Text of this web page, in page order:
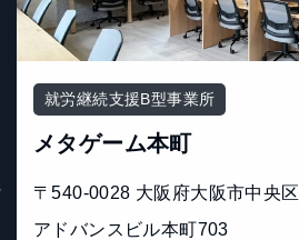
就労継続支援B型事業所
メタゲーム本町
〒540-0028 大阪府大阪市中央
アドバンスビル本町703